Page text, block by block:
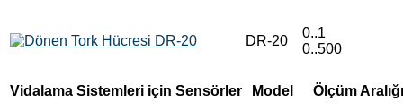
DR-20
0..1
0..500
Vidalama Sistemleri için Sensörler Model Ölçüm